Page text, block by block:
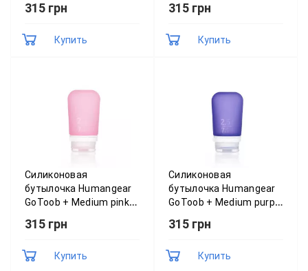
315 грн
Купить
022.0015
315 грн
Купить
Силиконовая
бутылочка Humangear
GoToob + Medium pink
315 грн
Купить
Силиконовая
бутылочка Humangear
GoToob + Medium purple
315 грн
Купить